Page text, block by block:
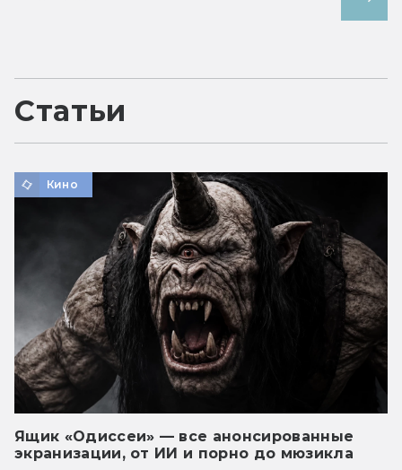
Статьи
Кино
Ящик «Одиссеи» — все анонсированные
экранизации, от ИИ и порно до мюзикла